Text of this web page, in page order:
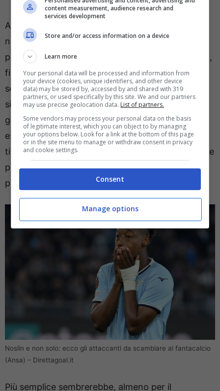
Ancora a zero nel computo di gol e assist,
nell’ultima partita di campionato ha assistito dalla
panchina alla rimonta del Lecce contro il Bologna,
firmata da quelCamardache, con il gol messo a
segno all’ultimo secondo contro i felsinei, ha
sicuramente guadagnato punti e fiducia nelle
gerarchie di Di Francesco. Non possiamo ancora
essere certi che Stulic abbia perso il posto da
titolare, ma di certo il minutaggio di Camarda nelle
prossime giornate potrebbe aumentare, e non di
poco.
Noslin e non solo: ecco gli attaccanti da scambiare al fantacalcio
(Ansa) – Direttagoal.it
Più semplice sembrerebbe, almeno per il
content measurement, audience research and
services development
Store and/or access information on a device
Learn more
Your personal data will be processed and information from
your device (cookies, unique identifiers, and other device
data) may be stored by, accessed by and shared with 319
partners, or used specifically by this site. We and our partners
may use precise geolocation data. List of partners.
Some vendors may process your personal data on the basis
of legitimate interest, which you can object to by managing
your options below. Look for a link at the bottom of this page
or in the site menu to manage or withdraw consent in privacy
and cookie settings.
Consent
Manage options